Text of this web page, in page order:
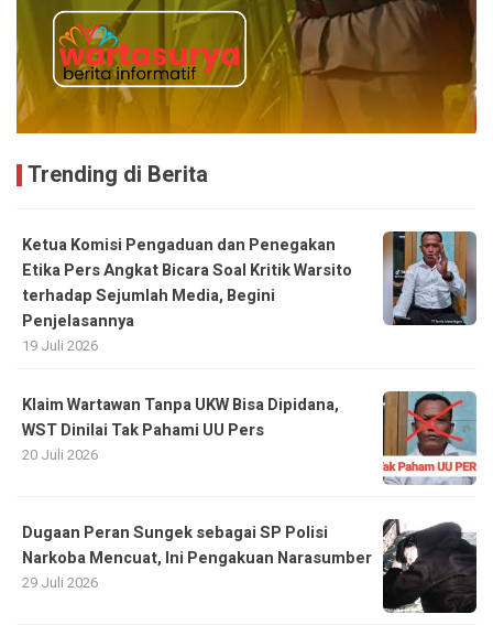
Trending di Berita
Ketua Komisi Pengaduan dan Penegakan
Etika Pers Angkat Bicara Soal Kritik Warsito
terhadap Sejumlah Media, Begini
Penjelasannya
19 Juli 2026
Klaim Wartawan Tanpa UKW Bisa Dipidana,
WST Dinilai Tak Pahami UU Pers
20 Juli 2026
Dugaan Peran Sungek sebagai SP Polisi
Narkoba Mencuat, Ini Pengakuan Narasumber
29 Juli 2026